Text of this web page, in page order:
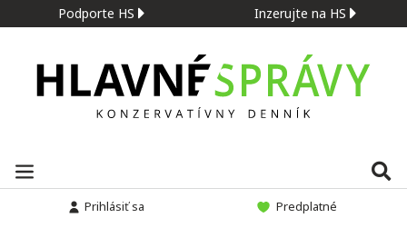
Podporte HS Inzerujte na HS
Prihlásiť sa Predplatné